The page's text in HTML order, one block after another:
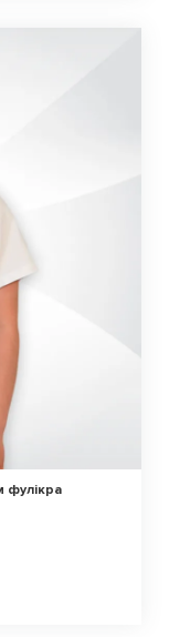
фулікра